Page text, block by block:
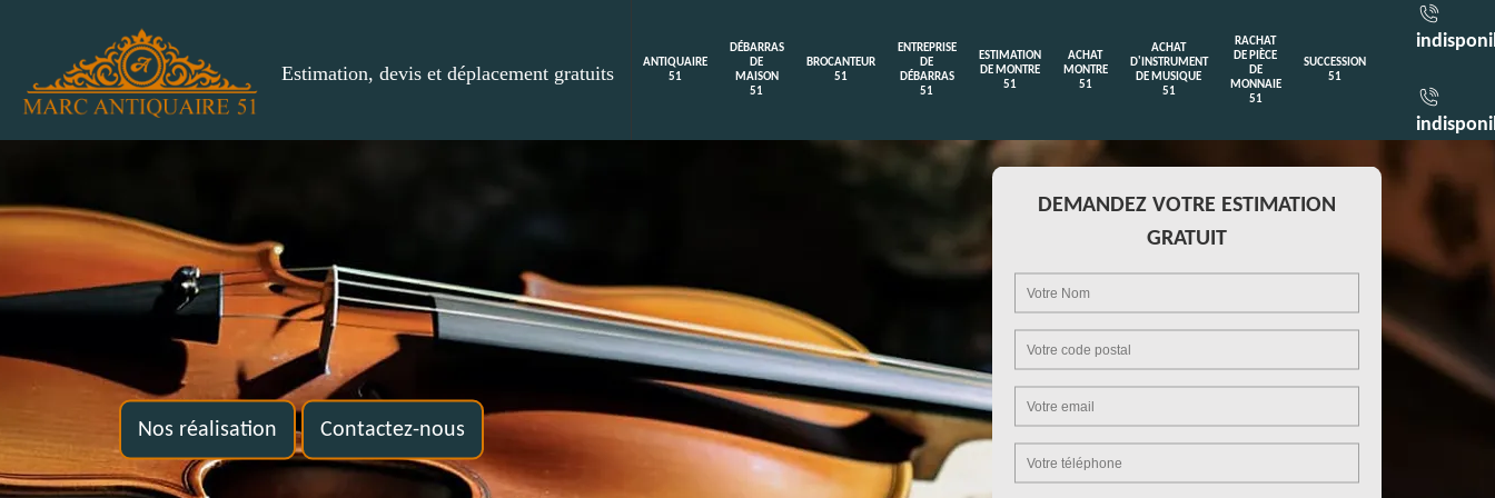
Estimation, devis et déplacement gratuits
ANTIQUAIRE
51
DÉBARRAS
DE
MAISON
51
BROCANTEUR
51
ENTREPRISE
DE
DÉBARRAS
51
ESTIMATION
DE MONTRE
51
ACHAT
MONTRE
51
ACHAT
D'INSTRUMENT
DE MUSIQUE
51
RACHAT
DE PIÈCE
DE
MONNAIE
51
SUCCESSION
51
Nos réalisation Contactez-nous
DEMANDEZ VOTRE ESTIMATION
GRATUIT